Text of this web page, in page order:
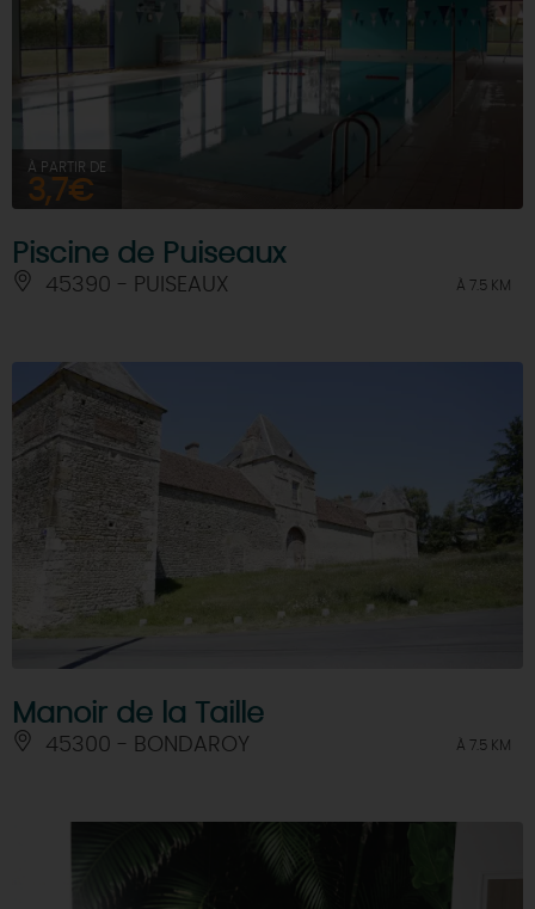
À PARTIR DE
3,7€
Piscine de Puiseaux
45390 - PUISEAUX À 7.5 KM
Manoir de la Taille
45300 - BONDAROY À 7.5 KM